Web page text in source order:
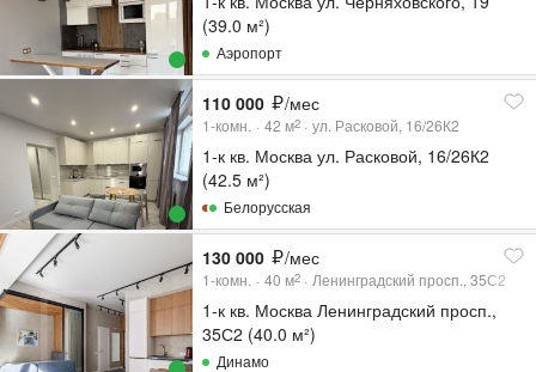
(39.0 м²)
Аэропорт
110 000 /мес
1-комн. 42 м2 ул. Расковой, 16/26К2
1-к кв. Москва ул. Расковой, 16/26К2
(42.5 м²)
Белорусская
130 000 /мес
1-комн. 40 м2 Ленинградский просп., 35С2
1-к кв. Москва Ленинградский просп.,
35С2 (40.0 м²)
Динамо